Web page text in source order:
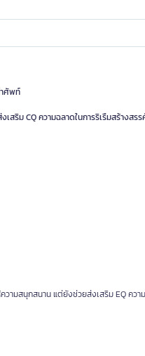
ศัพท์
วามสนุกสนาน แต่ยังช่วยส่งเสริม EQ ควา